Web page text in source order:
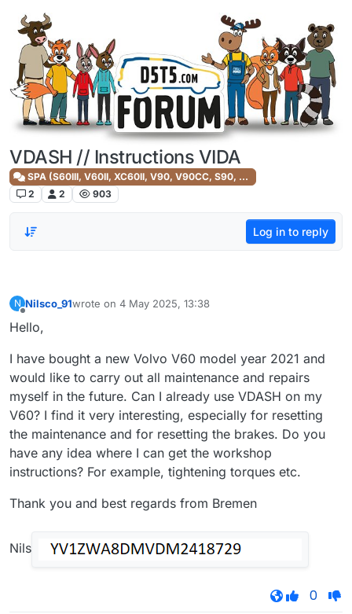
Skip to content
VDASH // Instructions VIDA
SPA (S60III, V60II, XC60II, V90, V90CC, S90, XC90II)
2
2 903
Log in to reply
N Nilsco_91wrote on 4 May 2025, 13:38
last edited by
Hello,
I have bought a new Volvo V60 model year 2021 and
would like to carry out all maintenance and repairs
myself in the future. Can I already use VDASH on my
V60? I find it very interesting, especially for resetting
the maintenance and for resetting the brakes. Do you
have any idea where I can get the workshop
instructions? For example, tightening torques etc.
Thank you and best regards from Bremen
Nils
0